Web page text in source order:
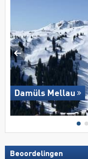
Damüls Mellau
Beoordelingen